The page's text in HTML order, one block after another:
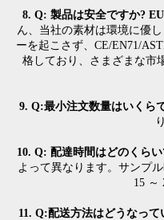
8. Q: 製品は安全ですか?
ん、当社の素材は環境に優
ーを起こさず、CE/EN71/
格しており、さまざまな市
9. Q:最小注文数量はいくら
10. Q: 配達時間はどのくら
よって異なります。サンプ
15 ～
11. Q:配送方法はどうなって